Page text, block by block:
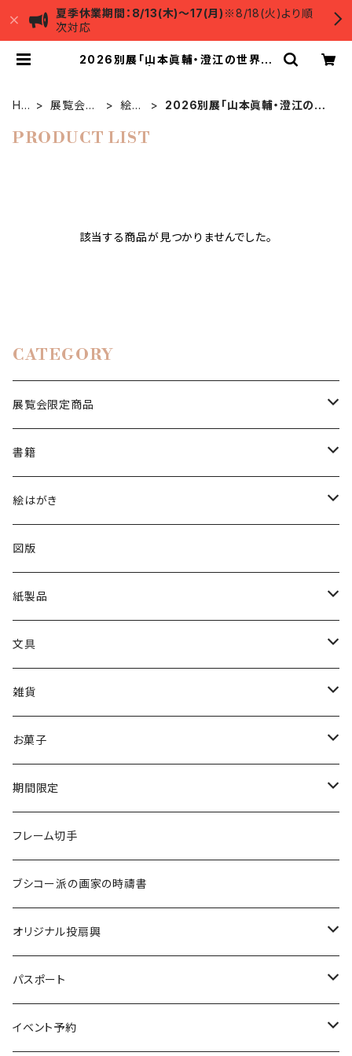
夏季休業期間：8/13(木)～17(月) ※8/18(火)より順
次対応
2026別展「山本眞輔・澄江の世界－
HO
展覧会限
絵は
2026別展「山本眞輔・澄江の世
PRODUCT LIST
該当する商品が見つかりませんでした。
CATEGORY
展覧会限定商品
絵はがき
2024印象派展
2025日本画家 長谷川喜久展
陶磁器
図録
出品作家商品
カレンダー
メガネ拭き
クリアファイル
2024印象派展
書籍
図録
冊子
絵はがき
所蔵品絵はがき
日本画
洋画
分館爲三郎記念館絵はがき
展覧会限定
印象派展
山本眞輔・澄江・真希展2026
図版
紙製品
一筆箋
その他
文具
筆記用具
クリアファイル
リングノート（A5サイズ）
一筆箋
ブックマーク
雑貨
あぶらとり紙
懐紙
ストラップ
ハンカチ
マグネット
缶バッジ
各種ケース
お菓子
7D
ドライマンゴー
チョコレートマンゴー
７D
スペシャルティコーヒー
焼き菓子
水
期間限定
受注生産
フレーム切手
ブシコー派の画家の時禱書
オリジナル投扇興
投扇興セット（道具一式）
投扇興 扇子2本セット
パスポート
新規
イベント予約